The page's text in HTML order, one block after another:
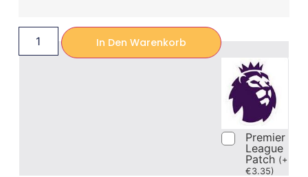
In Den Warenkorb
Premier
League
Patch (+
€3.35)